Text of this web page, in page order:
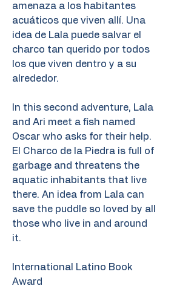
amenaza a los habitantes
acuáticos que viven allí. Una
idea de Lala puede salvar el
charco tan querido por todos
los que viven dentro y a su
alrededor.
In this second adventure, Lala
and Ari meet a fish named
Oscar who asks for their help.
El Charco de la Piedra is full of
garbage and threatens the
aquatic inhabitants that live
there. An idea from Lala can
save the puddle so loved by all
those who live in and around
it.
International Latino Book
Award